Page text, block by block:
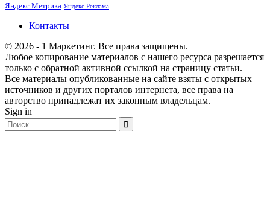
Яндекс.Метрика Яндекс Реклама
Контакты
© 2026 - 1 Маркетинг. Все права защищены.
Любое копирование материалов с нашего ресурса разрешается
только с обратной активной ссылкой на страницу статьи.
Все материалы опубликованные на сайте взяты с открытых
источников и других порталов интернета, все права на
авторство принадлежат их законным владельцам.
Sign in